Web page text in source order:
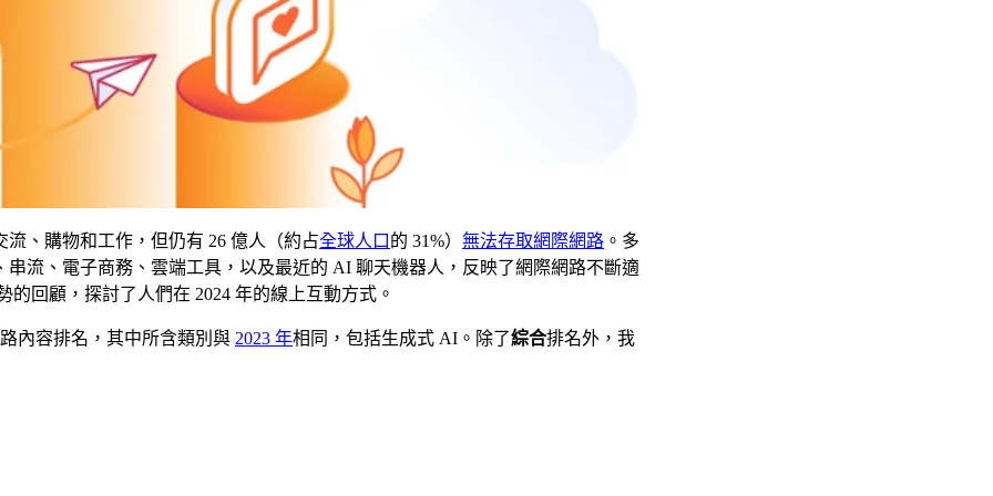
、購物和工作，但仍有 26 億人（約占全球人口 的 31%） 無法存取網際網路 。多
流、電子商務、雲端工具，以及最近的 AI 聊天機器人，反映了網際網路不斷適
的回顧，探討了人們在 2024 年的線上互動方式。
內容排名，其中所含類別與 2023 年相同，包括生成式 AI。除了綜合排名外，我